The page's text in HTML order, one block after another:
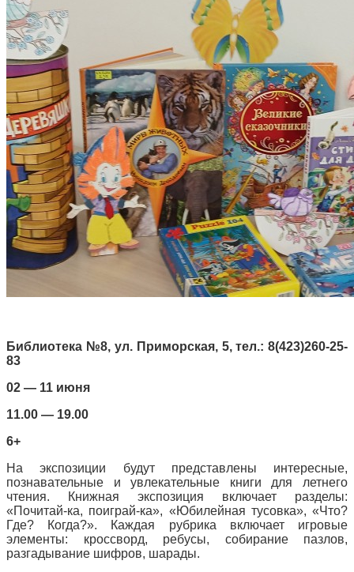
Библиотека №8, ул. Приморская, 5, тел.: 8(423)260-25-
83
02 — 11 июня
11.00 — 19.00
6+
На экспозиции будут представлены интересные,
познавательные и увлекательные книги для летнего
чтения. Книжная экспозиция включает разделы:
«Почитай-ка, поиграй-ка», «Юбилейная тусовка», «Что?
Где? Когда?». Каждая рубрика включает игровые
элементы: кроссворд, ребусы, собирание пазлов,
разгадывание шифров, шарады.